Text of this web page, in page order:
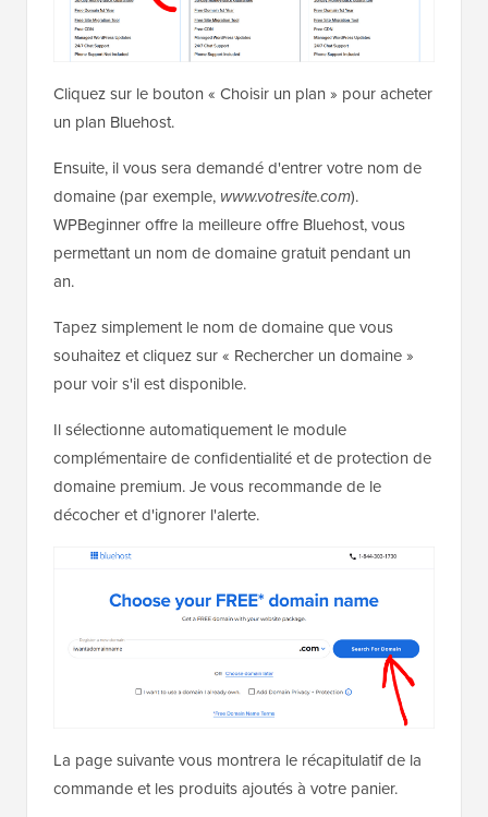
Cliquez sur le bouton « Choisir un plan » pour acheter
un plan Bluehost.
Ensuite, il vous sera demandé d'entrer votre nom de
domaine (par exemple, www.votresite.com).
WPBeginner offre la meilleure offre Bluehost, vous
permettant un nom de domaine gratuit pendant un
an.
Tapez simplement le nom de domaine que vous
souhaitez et cliquez sur « Rechercher un domaine »
pour voir s'il est disponible.
Il sélectionne automatiquement le module
complémentaire de confidentialité et de protection de
domaine premium. Je vous recommande de le
décocher et d'ignorer l'alerte.
La page suivante vous montrera le récapitulatif de la
commande et les produits ajoutés à votre panier.